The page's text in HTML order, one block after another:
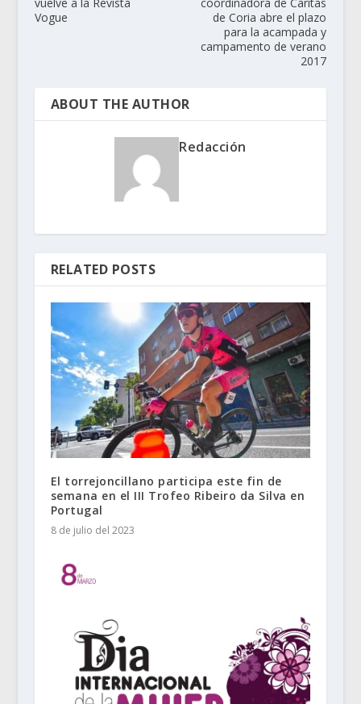
Vogue
de Coria abre el plazo
para la acampada y
campamento de verano
2017
ABOUT THE AUTHOR
Redacción
RELATED POSTS
El torrejoncillano participa este fin de
semana en el III Trofeo Ribeiro da Silva en
Portugal
8 de julio del 2023